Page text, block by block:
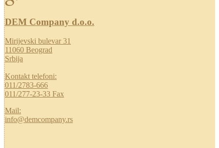
DEM Company d.o.o.
Mirijevski bulevar 31
11060 Beograd
Srbija
Kontakt telefoni:
011/2783-666
011/277-23-33 Fax
Mail:
info@demcompany.rs